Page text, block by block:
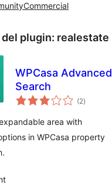
Commercial
plugin: realestate
WPCasa Advanced
Search
(2total
de
)
area with
in WPCasa property